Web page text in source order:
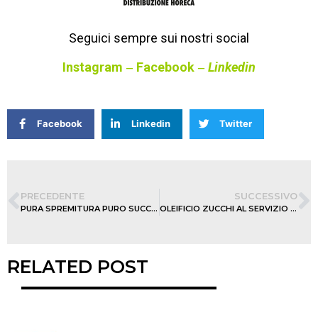
Seguici sempre sui nostri social
Instagram – Facebook – Linkedin
Facebook Linkedin Twitter
PRECEDENTE
PURA SPREMITURA PURO SUCCESSO
SUCCESSIVO
OLEIFICIO ZUCCHI AL SERVIZIO DEL CANALE HORECA
RELATED POST